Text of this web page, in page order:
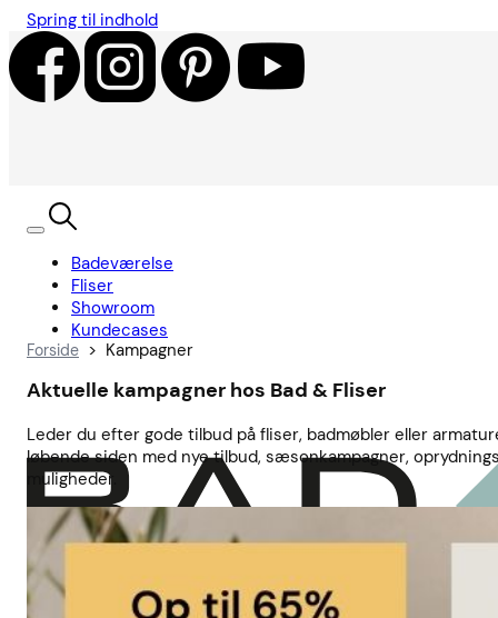
Spring til indhold
Badeværelse
Fliser
Showroom
Kundecases
Forside > Kampagner
Aktuelle kampagner hos Bad & Fliser
Leder du efter gode tilbud på fliser, badmøbler eller
løbende siden med nye tilbud, sæsonkampagner,
muligheder.